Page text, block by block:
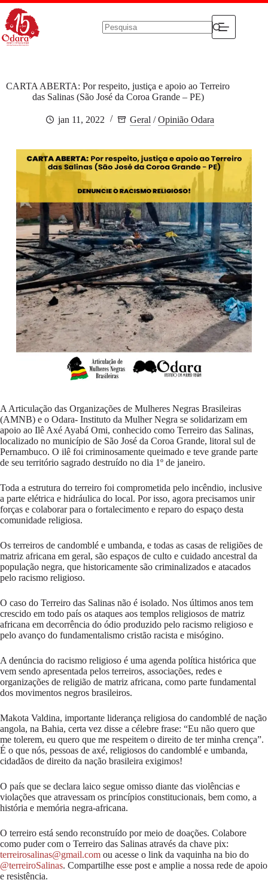
Pular
para
conteúdo
CARTA ABERTA: Por respeito, justiça e apoio ao Terreiro
das Salinas (São José da Coroa Grande – PE)
jan 11, 2022 Geral /Opinião Odara
A Articulação das Organizações de Mulheres Negras Brasileiras
(AMNB) e o Odara- Instituto da Mulher Negra se solidarizam em
apoio ao Ilê Axé Ayabá Omi, conhecido como Terreiro das Salinas,
localizado no município de São José da Coroa Grande, litoral sul de
Pernambuco. O ilê foi criminosamente queimado e teve grande parte
de seu território sagrado destruído no dia 1º de janeiro.
Toda a estrutura do terreiro foi comprometida pelo incêndio, inclusive
a parte elétrica e hidráulica do local. Por isso, agora precisamos unir
forças e colaborar para o fortalecimento e reparo do espaço desta
comunidade religiosa.
Os terreiros de candomblé e umbanda, e todas as casas de religiões de
matriz africana em geral, são espaços de culto e cuidado ancestral da
população negra, que historicamente são criminalizados e atacados
pelo racismo religioso.
O caso do Terreiro das Salinas não é isolado. Nos últimos anos tem
crescido em todo país os ataques aos templos religiosos de matriz
africana em decorrência do ódio produzido pelo racismo religioso e
pelo avanço do fundamentalismo cristão racista e misógino.
A denúncia do racismo religioso é uma agenda política histórica que
vem sendo apresentada pelos terreiros, associações, redes e
organizações de religião de matriz africana, como parte fundamental
dos movimentos negros brasileiros.
Makota Valdina, importante liderança religiosa do candomblé de nação
angola, na Bahia, certa vez disse a célebre frase: “Eu não quero que
me tolerem, eu quero que me respeitem o direito de ter minha crença”.
É o que nós, pessoas de axé, religiosos do candomblé e umbanda,
cidadãos de direito da nação brasileira exigimos!
O país que se declara laico segue omisso diante das violências e
violações que atravessam os princípios constitucionais, bem como, a
história e memória negra-africana.
O terreiro está sendo reconstruído por meio de doações. Colabore
como puder com o Terreiro das Salinas através da chave pix:
terreirosalinas@gmail.com ou acesse o link da vaquinha na bio do
@terreiroSalinas. Compartilhe esse post e amplie a nossa rede de apoio
e resistência.